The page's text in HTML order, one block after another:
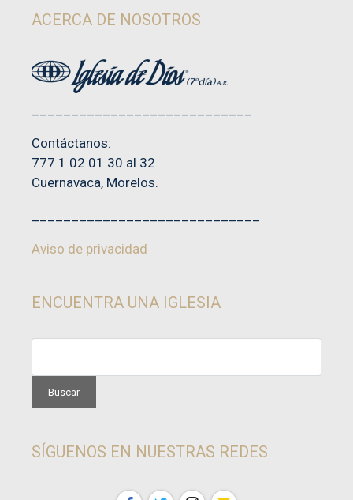
ACERCA DE NOSOTROS
Contáctanos:
777 1 02 01 30 al 32
Cuernavaca, Morelos.
Aviso de privacidad
ENCUENTRA UNA IGLESIA
SÍGUENOS EN NUESTRAS REDES